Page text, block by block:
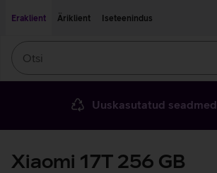
Eraklient
Äriklient Iseteenindus
Uuskasutatud seadmed
Xiaomi 17T 256 GB